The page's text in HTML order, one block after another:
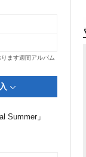
ます週間アルバム
Summer」